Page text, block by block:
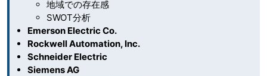
地域での存在感
SWOT分析
Emerson Electric Co.
Rockwell Automation, Inc.
Schneider Electric
Siemens AG